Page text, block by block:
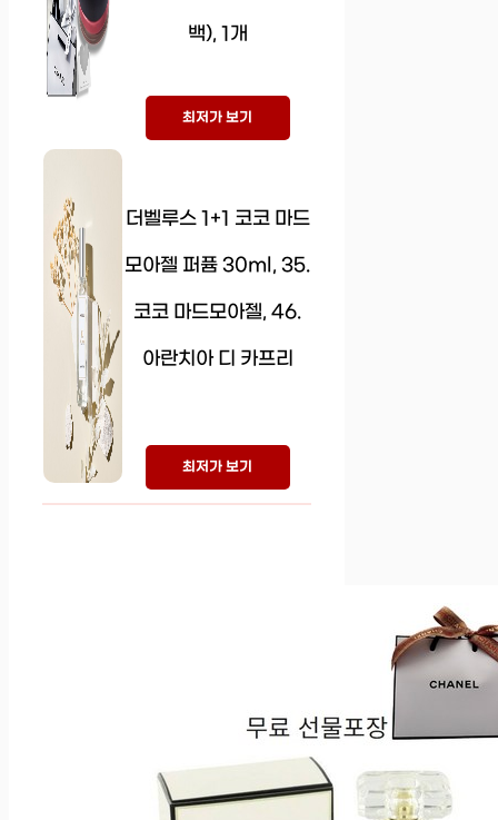
백), 1개
최저가 보기
더벨루스 1+1 코코 마드
모아젤 퍼퓸 30ml, 35.
코코 마드모아젤, 46.
아란치아 디 카프리
최저가 보기